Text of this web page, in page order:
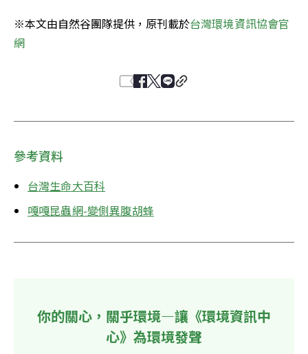
※本文由自然谷團隊提供，原刊載於台灣環境資訊協會官
網
參考資料
台灣生命大百科
嘎嘎昆蟲網-變側異腹胡蜂
你的關心，關乎環境—讓《環境資訊中
心》為環境發聲